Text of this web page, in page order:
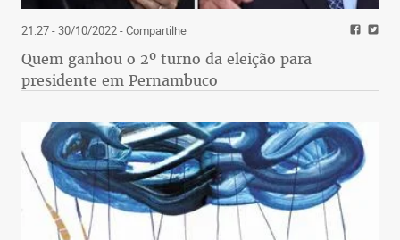
21:27 - 30/10/2022- Compartilhe
Quem ganhou o 2º turno da eleição para
presidente em Pernambuco